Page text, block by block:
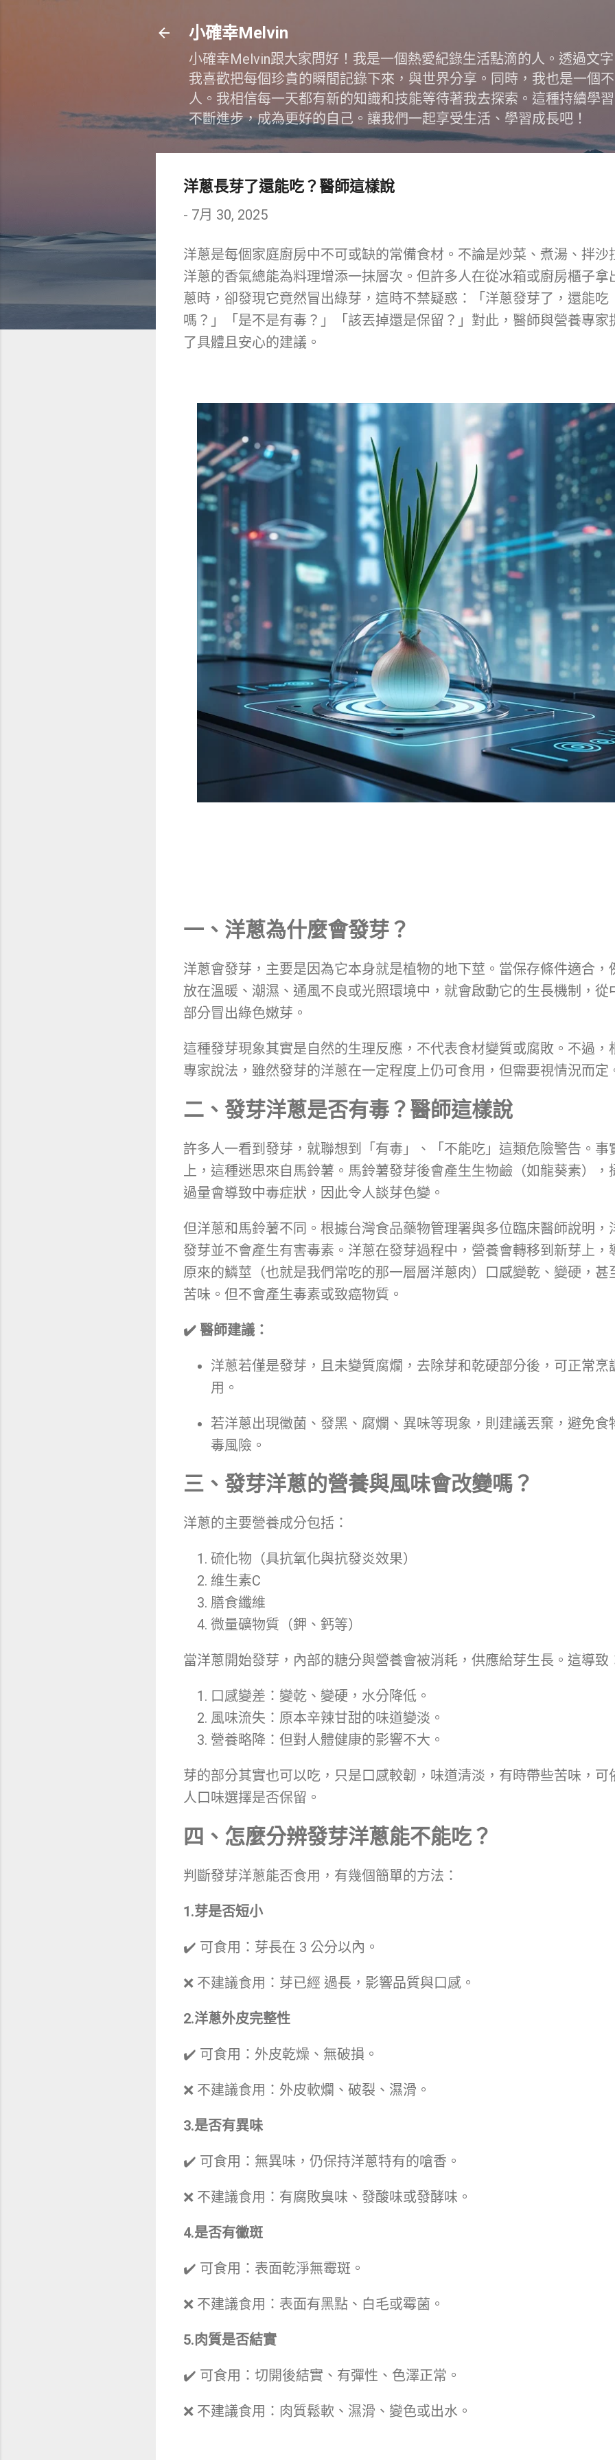
小確幸Melvin
小確幸Melvin跟大家問好！我是一個熱愛紀錄生活點滴的人。透過文
我喜歡把每個珍貴的瞬間記錄下來，與世界分享。同時，我也是一個
人。我相信每一天都有新的知識和技能等待著我去探索。這種持續學
不斷進步，成為更好的自己。讓我們一起享受生活、學習成長吧！
洋蔥長芽了還能吃？醫師這樣說
- 7月 30, 2025
洋蔥是每個家庭廚房中不可或缺的常備食材。不論是炒菜、煮湯、拌沙
洋蔥的香氣總能為料理增添一抹層次。但許多人在從冰箱或廚房櫃子拿
蔥時，卻發現它竟然冒出綠芽，這時不禁疑惑：「洋蔥發芽了，還能吃
嗎？」「是不是有毒？」「該丟掉還是保留？」對此，醫師與營養專家
了具體且安心的建議。
一、洋蔥為什麼會發芽？
洋蔥會發芽，主要是因為它本身就是植物的地下莖。當保存條件適合，
放在溫暖、潮濕、通風不良或光照環境中，就會啟動它的生長機制，從
部分冒出綠色嫩芽。
這種發芽現象其實是自然的生理反應，不代表食材變質或腐敗。不過，
專家說法，雖然發芽的洋蔥在一定程度上仍可食用，但需要視情況而定
二、發芽洋蔥是否有毒？醫師這樣說
許多人一看到發芽，就聯想到「有毒」、「不能吃」這類危險警告。事
上，這種迷思來自馬鈴薯。馬鈴薯發芽後會產生生物鹼（如龍葵素），
過量會導致中毒症狀，因此令人談芽色變。
但洋蔥和馬鈴薯不同。根據台灣食品藥物管理署與多位臨床醫師說明，
發芽並不會產生有害毒素。洋蔥在發芽過程中，營養會轉移到新芽上，
原來的鱗莖（也就是我們常吃的那一層層洋蔥肉）口感變乾、變硬，甚
苦味。但不會產生毒素或致癌物質。
✔️ 醫師建議：
洋蔥若僅是發芽，且未變質腐爛，去除芽和乾硬部分後，可正常烹
用。
若洋蔥出現黴菌、發黑、腐爛、異味等現象，則建議丟棄，避免食
毒風險。
三、發芽洋蔥的營養與風味會改變嗎？
洋蔥的主要營養成分包括：
硫化物（具抗氧化與抗發炎效果）
維生素C
膳食纖維
微量礦物質（鉀、鈣等）
當洋蔥開始發芽，內部的糖分與營養會被消耗，供應給芽生長。這導致
口感變差：變乾、變硬，水分降低。
風味流失：原本辛辣甘甜的味道變淡。
營養略降：但對人體健康的影響不大。
芽的部分其實也可以吃，只是口感較韌，味道清淡，有時帶些苦味，可
人口味選擇是否保留。
四、怎麼分辨發芽洋蔥能不能吃？
判斷發芽洋蔥能否食用，有幾個簡單的方法：
1.芽是否短小
✔️ 可食用：芽長在 3 公分以內。
❌ 不建議食用：芽已經 過長，影響品質與口感。
2.洋蔥外皮完整性
✔️ 可食用：外皮乾燥、無破損。
❌ 不建議食用：外皮軟爛、破裂、濕滑。
3.是否有異味
✔️ 可食用：無異味，仍保持洋蔥特有的嗆香。
❌ 不建議食用：有腐敗臭味、發酸味或發酵味。
4.是否有黴斑
✔️ 可食用：表面乾淨無霉斑。
❌ 不建議食用：表面有黑點、白毛或霉菌。
5.肉質是否結實
✔️ 可食用：切開後結實、有彈性、色澤正常。
❌ 不建議食用：肉質鬆軟、濕滑、變色或出水。